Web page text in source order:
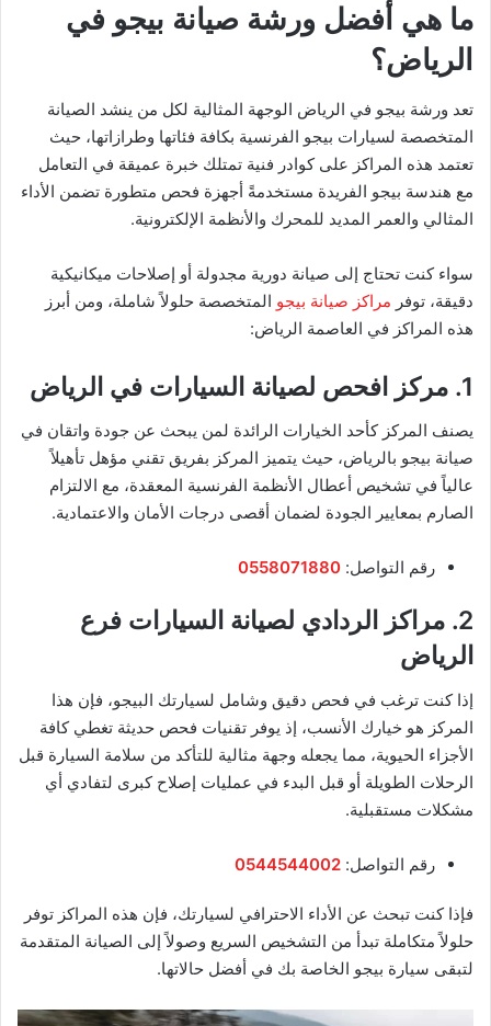
ما هي أفضل ورشة صيانة بيجو في
الرياض؟
تعد ورشة بيجو في الرياض الوجهة المثالية لكل من ينشد الصيانة
المتخصصة لسيارات بيجو الفرنسية بكافة فئاتها وطرازاتها، حيث
تعتمد هذه المراكز على كوادر فنية تمتلك خبرة عميقة في التعامل
مع هندسة بيجو الفريدة مستخدمةً أجهزة فحص متطورة تضمن الأداء
المثالي والعمر المديد للمحرك والأنظمة الإلكترونية.
سواء كنت تحتاج إلى صيانة دورية مجدولة أو إصلاحات ميكانيكية
دقيقة، توفر مراكز صيانة بيجو المتخصصة حلولاً شاملة، ومن أبرز
هذه المراكز في العاصمة الرياض:
1. مركز افحص لصيانة السيارات في الرياض
يصنف المركز كأحد الخيارات الرائدة لمن يبحث عن جودة واتقان في
صيانة بيجو بالرياض، حيث يتميز المركز بفريق تقني مؤهل تأهيلاً
عالياً في تشخيص أعطال الأنظمة الفرنسية المعقدة، مع الالتزام
الصارم بمعايير الجودة لضمان أقصى درجات الأمان والاعتمادية.
رقم التواصل: 0558071880
2. مراكز الردادي لصيانة السيارات فرع
الرياض
إذا كنت ترغب في فحص دقيق وشامل لسيارتك البيجو، فإن هذا
المركز هو خيارك الأنسب، إذ يوفر تقنيات فحص حديثة تغطي كافة
الأجزاء الحيوية، مما يجعله وجهة مثالية للتأكد من سلامة السيارة قبل
الرحلات الطويلة أو قبل البدء في عمليات إصلاح كبرى لتفادي أي
مشكلات مستقبلية.
رقم التواصل: 0544544002
فإذا كنت تبحث عن الأداء الاحترافي لسيارتك، فإن هذه المراكز توفر
حلولاً متكاملة تبدأ من التشخيص السريع وصولاً إلى الصيانة المتقدمة
لتبقى سيارة بيجو الخاصة بك في أفضل حالاتها.